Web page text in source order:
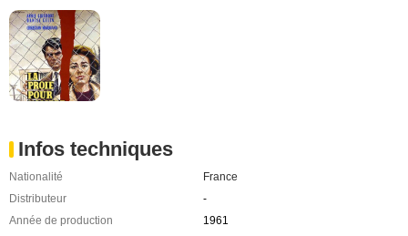
Infos techniques
Nationalité
France
Distributeur
-
Année de production
1961